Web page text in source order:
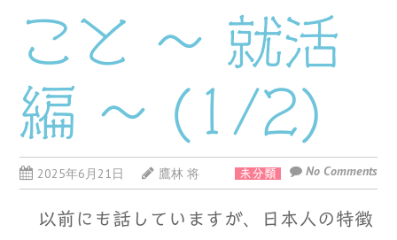
こと ～ 就活
編 ～ (1/2)
2025年6月21日 鷹林 将 未分類 No Comments
以前にも話していますが、日本人の特徴